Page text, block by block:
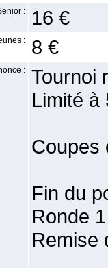
: 16 €
: 8 €
:
Tournoi
Limité à
Coupes
Fin du
Ronde
Remise